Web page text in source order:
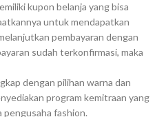
kupon belanja yang bisa
untuk mendapatkan
pembayaran dengan
sudah terkonfirmasi, maka
dengan pilihan warna dan
program kemitraan yang
fashion.